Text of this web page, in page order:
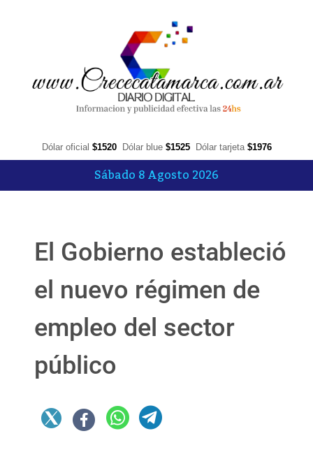
Dólar oficial $1520 Dólar blue $1525 Dólar tarjeta $1976
Sábado 8 Agosto 2026
El Gobierno estableció
el nuevo régimen de
empleo del sector
público